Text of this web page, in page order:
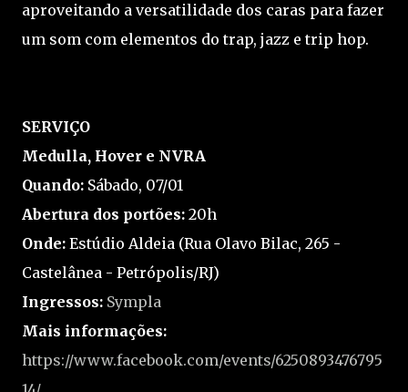
aproveitando a versatilidade dos caras para fazer
um som com elementos do trap, jazz e trip hop.
SERVIÇO
Medulla, Hover e NVRA
Quando: Sábado, 07/01
Abertura dos portões: 20h
Onde: Estúdio Aldeia (Rua Olavo Bilac, 265 -
Castelânea - Petrópolis/RJ)
Ingressos: Sympla
Mais informações:
https://www.facebook.com/events/6250893476795